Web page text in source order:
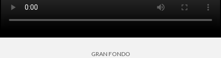
GRAN FONDO